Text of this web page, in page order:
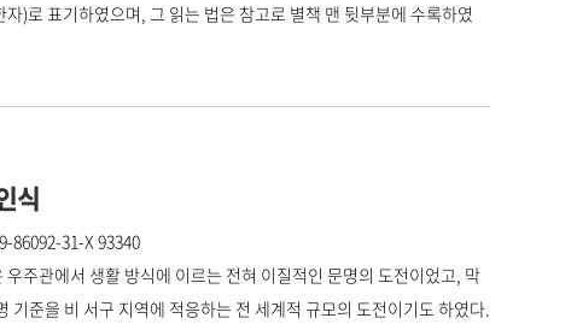
)로 표기하였으며, 그 읽는 법은 참고로 별책 맨 뒷부분에 수록하였
식
31-X 93340
주관에서 생활 방식에 이르는 전혀 이질적인 문명의 도전이었고, 막
기준을 비 서구 지역에 적응하는 전 세계적 규모의 도전이기도 하였다.